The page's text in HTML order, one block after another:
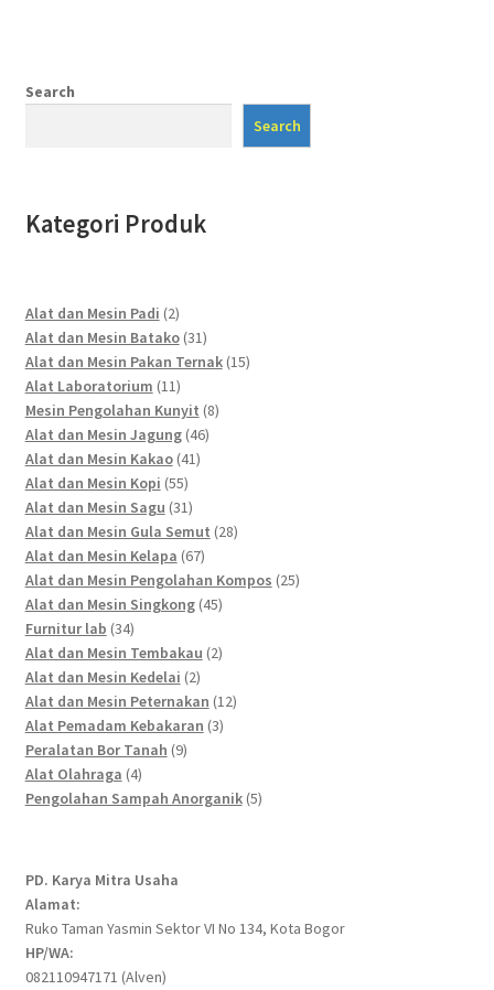
Search
Search
Kategori Produk
Alat dan Mesin Padi 22
products
Alat dan Mesin Batako 3131
products
Alat dan Mesin Pakan Ternak 1515
Alat Laboratorium 1111
products
Mesin Pengolahan Kunyit 88
Alat dan Mesin Jagung 4646
Alat dan Mesin Kakao 4141
Alat dan Mesin Kopi 5555
products
Alat dan Mesin Sagu 3131
products
Alat dan Mesin Gula Semut 2828
Alat dan Mesin Kelapa 6767
products
Alat dan Mesin Pengolahan Kompos 2525
Alat dan Mesin Singkong 4545
Furnitur lab 3434
products
Alat dan Mesin Tembakau 22
Alat dan Mesin Kedelai 22
products
Alat dan Mesin Peternakan 1212
Alat Pemadam Kebakaran 33
Peralatan Bor Tanah 99
Alat Olahraga 44
products
Pengolahan Sampah Anorganik 55
PD. Karya Mitra Usaha
Alamat:
Ruko Taman Yasmin Sektor VI No 134, Kota Bogor
HP/WA:
082110947171 (Alven)